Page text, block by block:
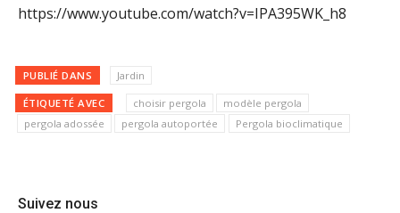
https://www.youtube.com/watch?v=IPA395WK_h8
PUBLIÉ DANS Jardin
ÉTIQUETÉ AVEC choisir pergola
modèle pergola
pergola adossée
pergola autoportée Pergola bioclimatique
Suivez nous